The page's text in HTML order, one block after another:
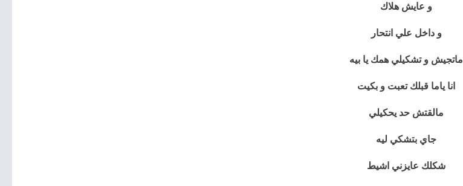
و عايش هلاك
و داخل علي انتحار
ماتجيش و تشكيلي همك يا بيه
انا ياما قبلك تعبت و بكيت
مالقتش حد يحكيلي
جاي بتشكي ليه
شكلك عايزني اشيط